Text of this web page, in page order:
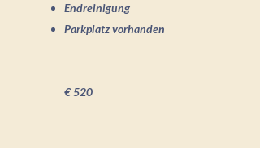
Endreinigung
Parkplatz vorhanden
€ 520